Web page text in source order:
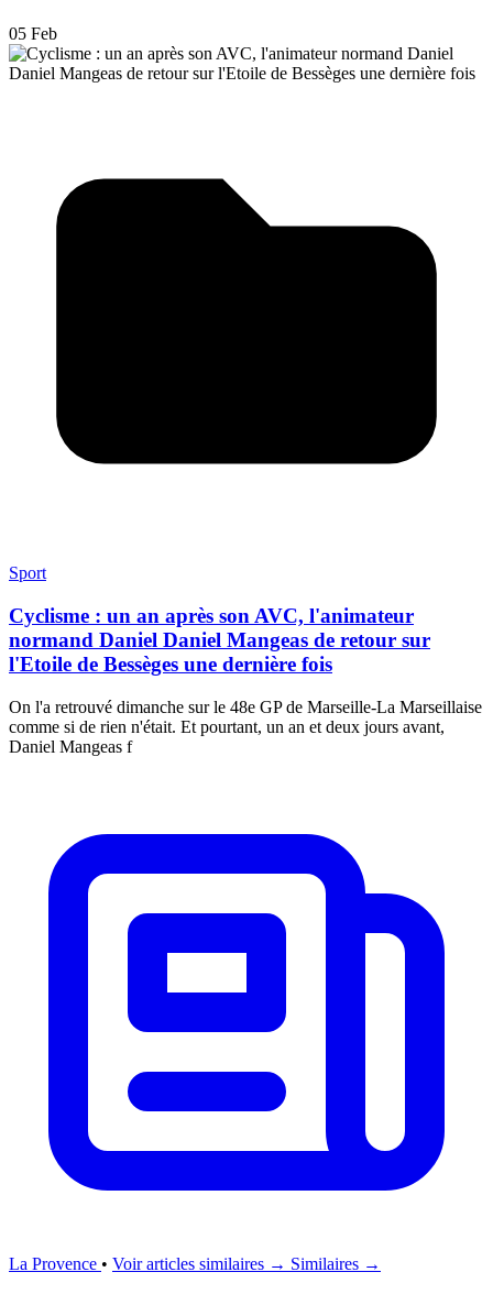
05 Feb
Sport
Cyclisme : un an après son AVC, l'animateur
normand Daniel Daniel Mangeas de retour sur
l'Etoile de Bessèges une dernière fois
On l'a retrouvé dimanche sur le 48e GP de Marseille-La Marseillaise
comme si de rien n'était. Et pourtant, un an et deux jours avant,
Daniel Mangeas f
La Provence • Voir articles similaires → Similaires →